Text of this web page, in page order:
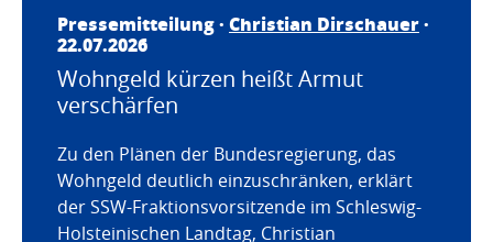
Pressemitteilung · Christian Dirschauer·
22.07.2026
Wohngeld kürzen heißt Armut
verschärfen
Zu den Plänen der Bundesregierung, das
Wohngeld deutlich einzuschränken, erklärt
der SSW-Fraktionsvorsitzende im Schleswig-
Holsteinischen Landtag, Christian